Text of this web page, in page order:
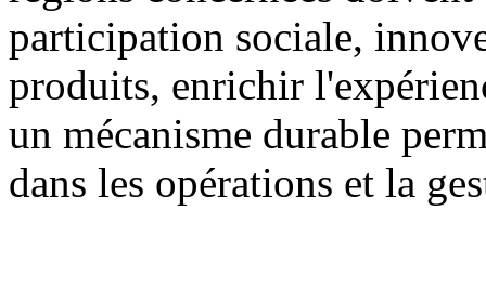
participation sociale,
produits, enrichir
un mécanisme durable
dans les opérations et la